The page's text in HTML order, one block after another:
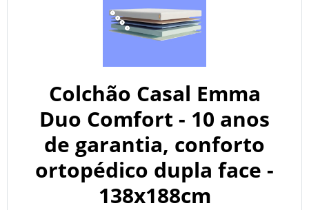
Colchão Casal Emma
Duo Comfort - 10 anos
de garantia, conforto
ortopédico dupla face -
138x188cm